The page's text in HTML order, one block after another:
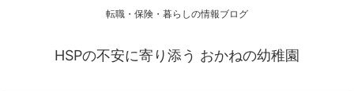
転職・保険・暮らしの情報ブログ
HSPの不安に寄り添う おかねの幼稚園